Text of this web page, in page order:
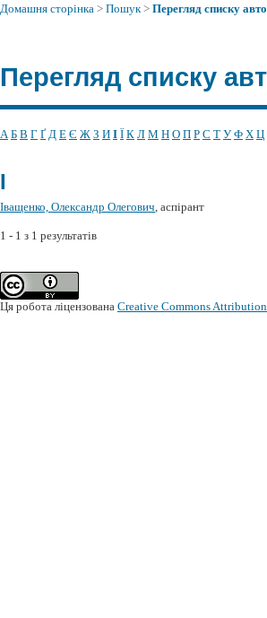
Домашня сторінка > Пошук > Перегляд списку
Перегляд списку
А Б В Г Ґ Д Е Є Ж З И І Ї К Л М Н О П Р С Т У Ф Х Ц
І
Іващенко, Олександр Олегович, аспірант
1 - 1 з 1 результатів
Ця робота ліцензована Creative Commons